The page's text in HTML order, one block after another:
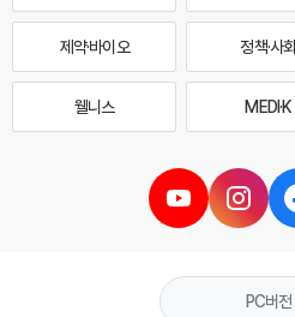
제약·바이오 정책·사회
웰니스 MEDI·K
PC버전